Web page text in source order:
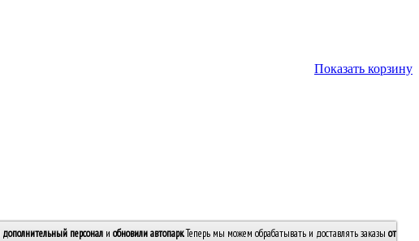
Показать корзину
дополнительный персонал и обновили автопарк. Теперь мы можем обрабатывать и доставлять заказы от